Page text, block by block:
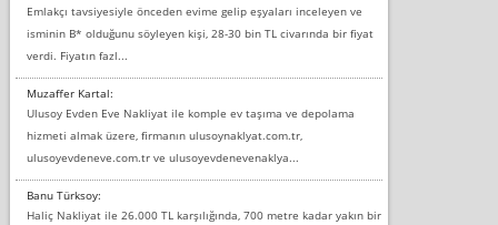
Emlakçı tavsiyesiyle önceden evime gelip eşyaları inceleyen ve
isminin B* olduğunu söyleyen kişi, 28-30 bin TL civarında bir fiyat
verdi. Fiyatın fazl...
Muzaffer Kartal:
Ulusoy Evden Eve Nakliyat ile komple ev taşıma ve depolama
hizmeti almak üzere, firmanın ulusoynaklyat.com.tr,
ulusoyevdeneve.com.tr ve ulusoyevdenevenaklya...
Banu Türksoy:
Haliç Nakliyat ile 26.000 TL karşılığında, 700 metre kadar yakın bir